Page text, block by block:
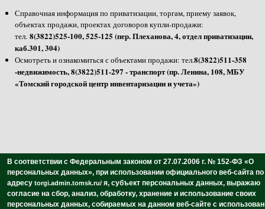
Справочная информация по приватизации, торгам, приему заявок,
объектах продажи, проектах договоров купли-продажи:
тел. 8(3822)525-100, 525-125 (пер. Плеханова, 4, отдел приватизации,
каб.301, 304)
Осмотреть и ознакомиться с объектами продажи: тел.8(3822)511-358
-недвижимость, 8(3822)511-297 - транспорт (пр. Ленина, 108, МБУ
«Томский городской центр инвентаризации и учета»)
В соответствии с Федеральным законом от 27.07.2006 г. № 152-ФЗ «О
персональных данных», при использовании официального веб-сайта по
адресуtorgi.admin.tomsk.ru/ я, субъект персональных данных, выражаю
согласие на сбор, анализ, обработку, хранение и использование своих
персональных данных, собираемых на данном веб-сайте с